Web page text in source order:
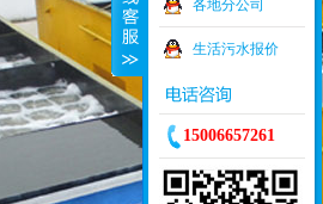
各地分公司
生活污水报价
15006657261